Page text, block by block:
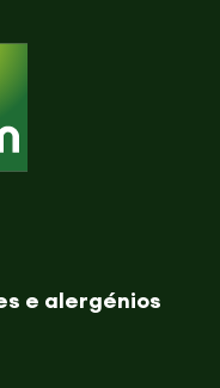
e alergénios